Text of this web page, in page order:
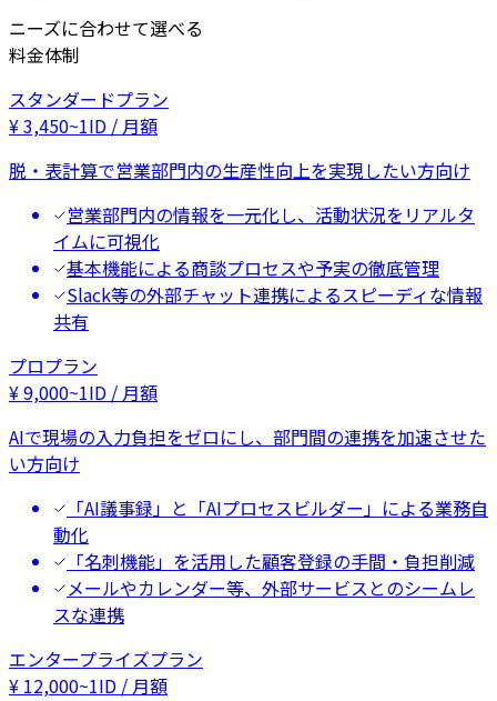
ニーズに合わせて選べる
料金体制
スタンダードプラン
¥3,450~1ID / 月額
脱・表計算で営業部門内の生産性向上を実現したい方向け
営業部門内の情報を一元化し、活動状況をリアルタ
イムに可視化
基本機能による商談プロセスや予実の徹底管理
Slack等の外部チャット連携によるスピーディな情報
共有
プロプラン
¥9,000~1ID / 月額
AIで現場の入力負担をゼロにし、部門間の連携を加速させた
い方向け
「AI議事録」と「AIプロセスビルダー」による業務自
動化
「名刺機能」を活用した顧客登録の手間・負担削減
メールやカレンダー等、外部サービスとのシームレ
スな連携
エンタープライズプラン
¥ 12,000~1ID / 月額